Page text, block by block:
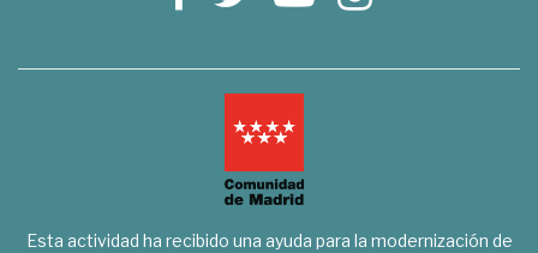
Esta actividad ha recibido una ayuda para la modernización de